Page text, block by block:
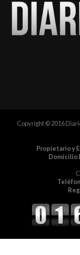
Copyright © 2016
Propietario y
Domicilio